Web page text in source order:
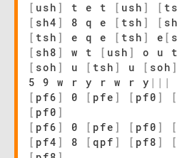
[ ush ] t e t [ ush ] [
[ sh4 ] 8 q e [ tsh ] [
[ tsh ] e q e [ tsh ] e [
[ sh8 ] w t [ ush ] o u
[ soh ] u [ tsh ] u [ soh ]
5 9 w r y r w r y | | |
[ pf6 ] 0 [ pfe ] [ pf0 ] [
[ pf0 ]
[ pf6 ] 0 [ pfe ] [ pf0 ] [
[ pf4 ] 8 [ qpf ] [ pf8 ] [